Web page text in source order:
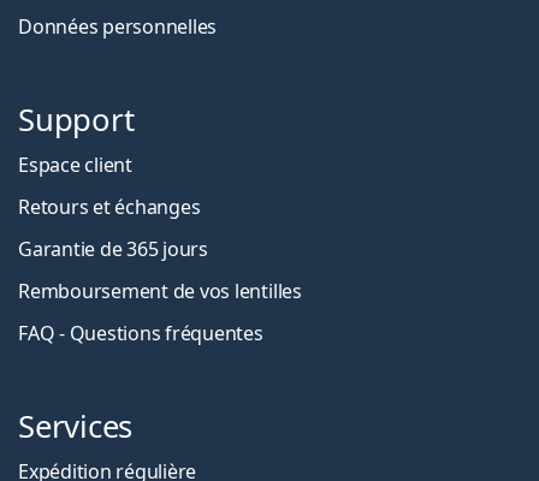
Données personnelles
Support
Espace client
Retours et échanges
Garantie de 365 jours
Remboursement de vos lentilles
FAQ - Questions fréquentes
Services
Expédition régulière